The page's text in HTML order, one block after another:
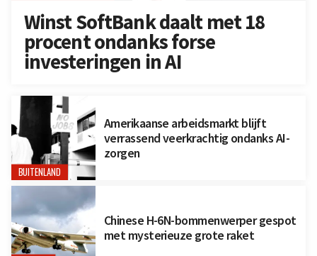
Winst SoftBank daalt met 18
procent ondanks forse
investeringen in AI
BUITENLAND
Amerikaanse arbeidsmarkt blijft
verrassend veerkrachtig ondanks AI-
zorgen
Chinese H-6N-bommenwerper gespot
met mysterieuze grote raket